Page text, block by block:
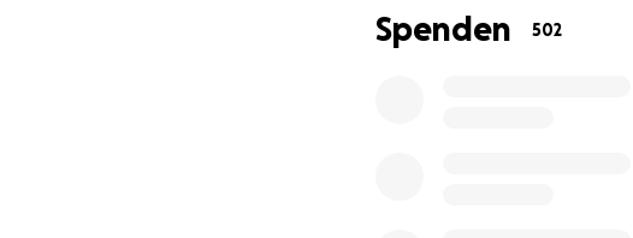
Spenden 502